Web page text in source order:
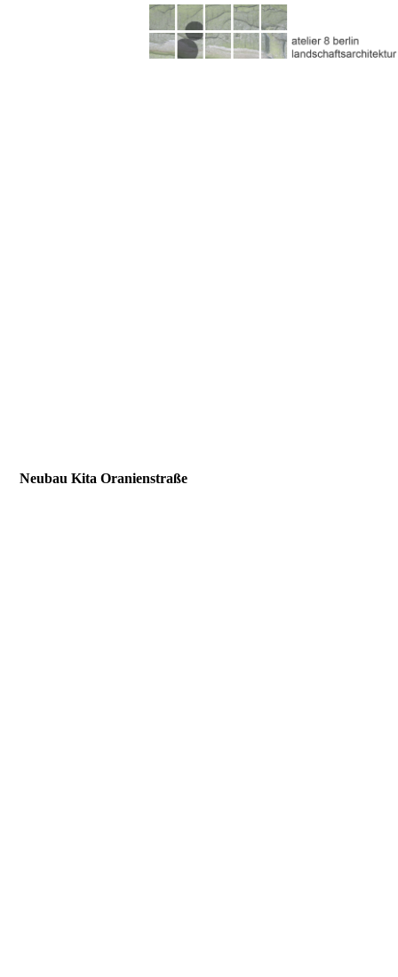
Neubau Kita Oranienstraße